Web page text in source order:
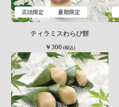
店頭限定 夏期限定
ティラミスわらび餅
￥300 (税込)